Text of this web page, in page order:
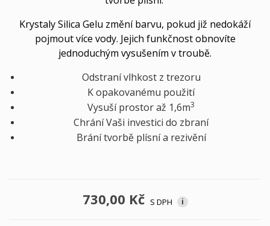
Krystaly Silica Gelu změní barvu, pokud již nedokáží
pojmout více vody. Jejich funkčnost obnovíte
jednoduchým vysušením v troubě.
Odstraní vlhkost z trezoru
K opakovanému použití
Vysuší prostor až 1,6m3
Chrání Vaši investici do zbraní
Brání tvorbě plísní a rezivění
730,00 Kč S DPH i